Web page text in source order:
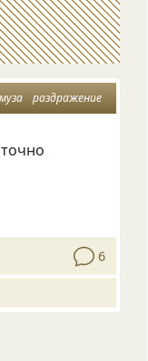
муза раздражение
6